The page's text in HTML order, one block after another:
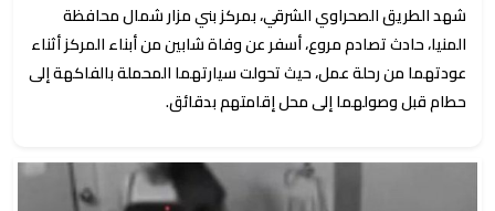
شهد الطريق الصحراوي الشرقي، بمركز بني مزار شمال محافظة
المنيا، حادث تصادم مروع، أسفر عن وفاة شابين من أبناء المركز أثناء
عودتهما من رحلة عمل، حيث تحولت سيارتهما المحملة بالفاكهة إلى
حطام قبل وصولهما إلى محل إقامتهم بدقائق.